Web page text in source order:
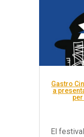
Gastro
a
El